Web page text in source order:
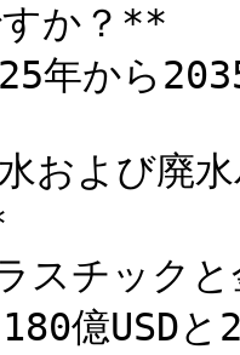
すか？**
年から
および廃水
スチックと
億USD